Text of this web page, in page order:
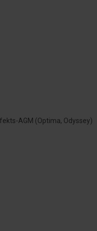
AGM (Optima, Odyssey)